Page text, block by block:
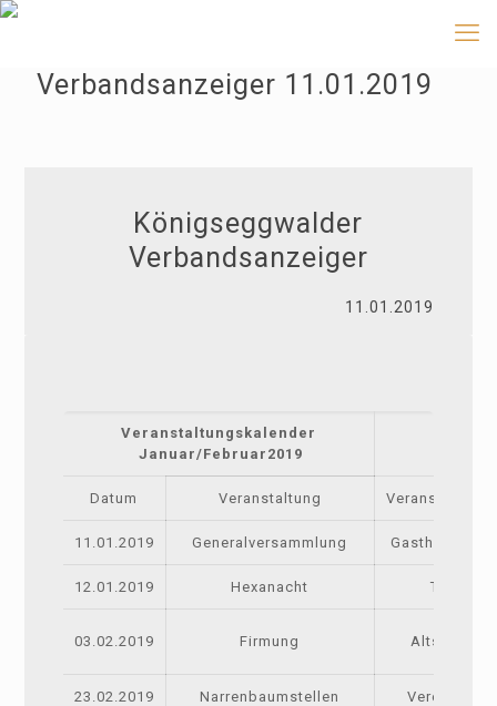
Verbandsanzeiger 11.01.2019
Königseggwalder
Verbandsanzeiger
11.01.2019
Veranstaltungskalender
Januar/Februar2019
Datum Veranstaltung
11.01.2019 Generalversammlung Gasthaus
12.01.2019 Hexanacht Tenne
03.02.2019 Firmung Altshausen
23.02.2019 Narrenbaumstellen Vereinshaus